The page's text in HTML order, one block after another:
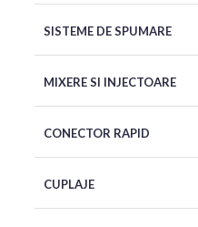
SISTEME DE SPUMARE
MIXERE SI INJECTOARE
CONECTOR RAPID
CUPLAJE